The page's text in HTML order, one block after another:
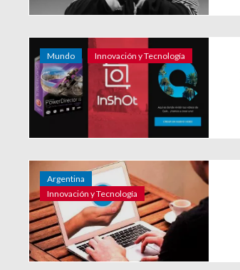
Mundo Innovación y Tecnología
Argentina
Innovación y Tecnología